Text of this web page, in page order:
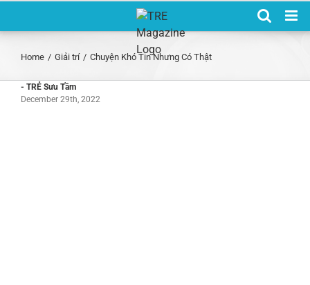
Home / Giải trí / Chuyện Khó Tin Nhưng Có Thật
- TRẺ Sưu Tầm
December 29th, 2022